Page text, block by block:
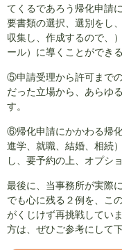
てくるであろう帰化申請
要書類の選択、選別をし
収集し、作成するので、
ール）に導くことができる
⑤申請受理から許可まで
だった立場から、あらゆ
す。
⑥帰化申請にかかわる帰
進学、就職、結婚、相続
し、要予約の上、オプシ
最後に、当事務所が実際
でも心に残る２例を、こ
がくじけず再挑戦してい
方は、ぜひご参考にして下